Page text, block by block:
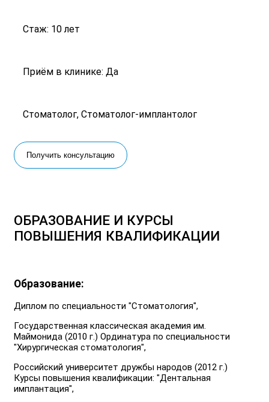
Стаж: 10 лет
Приём в клинике: Да
Стоматолог, Стоматолог-имплантолог
Получить консультацию
ОБРАЗОВАНИЕ И КУРСЫ
ПОВЫШЕНИЯ КВАЛИФИКАЦИИ
Образование:
Диплом по специальности "Стоматология",
Государственная классическая академия им.
Маймонида (2010 г.) Ординатура по специальности
"Хирургическая стоматология",
Российский университет дружбы народов (2012 г.)
Курсы повышения квалификации: "Дентальная
имплантация",